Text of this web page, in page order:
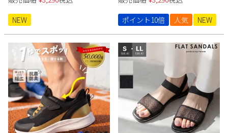
EDWIN
new balance
メルマガ購買
営業日カレンダー
休業日 お問い合わせ窓口休業日
2026 年8月
日 月 火 木 金
土
1
NEW
ポイント10倍
人気 NEW